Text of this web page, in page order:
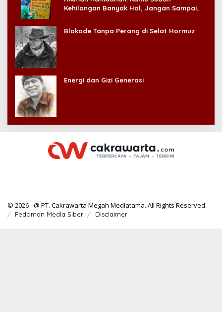
Kehilangan Banyak Hal, Jangan Sampai
Blokade Tanpa Perang di Selat Hormuz
Energi dan Gizi Generasi
© 2026 - @ PT. Cakrawarta Megah Mediatama. All Rights Reserved.
Pedoman Media Siber Disclaimer